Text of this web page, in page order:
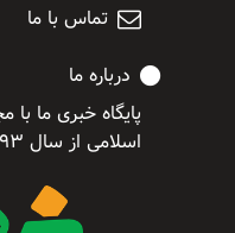
تماس با ما
درباره ما
پایگاه خبری ما
اسلامی از سال ۱۳۹۳ شروع به فعالیت کرده است.